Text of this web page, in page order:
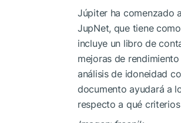
Júpiter ha comenzado
JupNet, que tiene
incluye un libro de
mejoras de
análisis de idoneidad
documento ayudará a
respecto a qué